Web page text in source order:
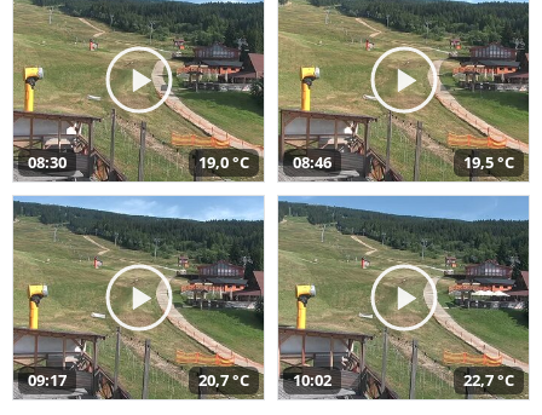
08:30 19,0 °C 08:46 19,5 °C
09:17 20,7 °C 10:02 22,7 °C